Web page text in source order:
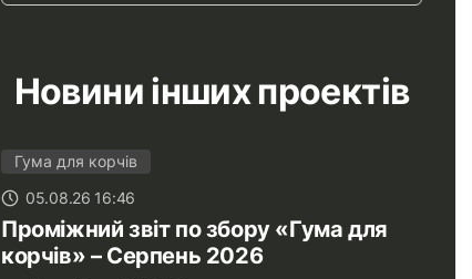
Новини інших проектів
Гума для корчів
05.08.26 16:46
Проміжний звіт по збору «Гума для
корчів» – Серпень 2026